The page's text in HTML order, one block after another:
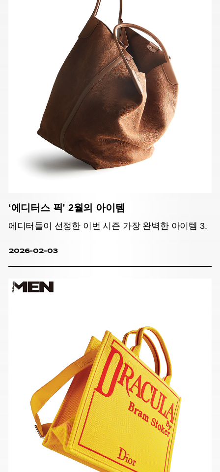
‘에디터스 픽’ 2월의 아이템
에디터들이 선정한 이번 시즌 가장 완벽한 아이템 3.
2026-02-03